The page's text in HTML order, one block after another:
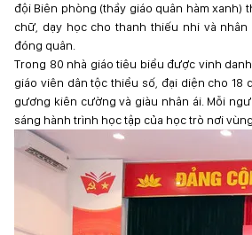
đội Biên phòng (thầy giáo quân hàm xanh)
chữ, dạy học cho thanh thiếu nhi và
đóng quân.
Trong 80 nhà giáo tiêu biểu được vinh
giáo viên dân tộc thiểu số, đại diện cho 18
gương kiên cường và giàu nhân ái. Mỗi
sáng hành trình học tập của học trò nơi